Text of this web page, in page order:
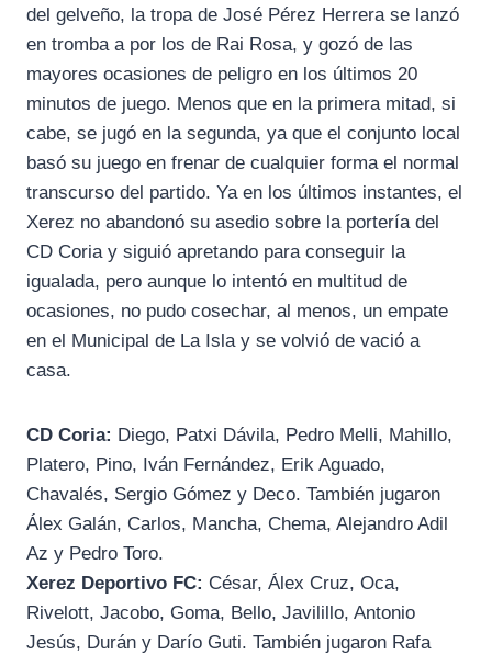
del gelveño, la tropa de José Pérez Herrera se lanzó
en tromba a por los de Rai Rosa, y gozó de las
mayores ocasiones de peligro en los últimos 20
minutos de juego. Menos que en la primera mitad, si
cabe, se jugó en la segunda, ya que el conjunto local
basó su juego en frenar de cualquier forma el normal
transcurso del partido. Ya en los últimos instantes, el
Xerez no abandonó su asedio sobre la portería del
CD Coria y siguió apretando para conseguir la
igualada, pero aunque lo intentó en multitud de
ocasiones, no pudo cosechar, al menos, un empate
en el Municipal de La Isla y se volvió de vació a
casa.
CD Coria: Diego, Patxi Dávila, Pedro Melli, Mahillo,
Platero, Pino, Iván Fernández, Erik Aguado,
Chavalés, Sergio Gómez y Deco. También jugaron
Álex Galán, Carlos, Mancha, Chema, Alejandro Adil
Az y Pedro Toro.
Xerez Deportivo FC: César, Álex Cruz, Oca,
Rivelott, Jacobo, Goma, Bello, Javilillo, Antonio
Jesús, Durán y Darío Guti. También jugaron Rafa